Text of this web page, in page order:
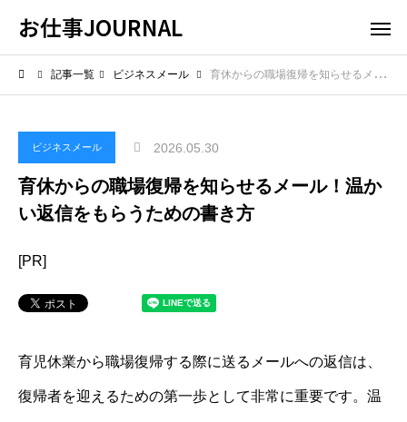
お仕事JOURNAL
記事一覧 ビジネスメール 育休からの職場復帰を知らせるメール！温かい返信をもらうための書き方
ビジネスメール 2026.05.30
育休からの職場復帰を知らせるメール！温か
い返信をもらうための書き方
[PR]
育児休業から職場復帰する際に送るメールへの返信は、
復帰者を迎えるための第一歩として非常に重要です。温